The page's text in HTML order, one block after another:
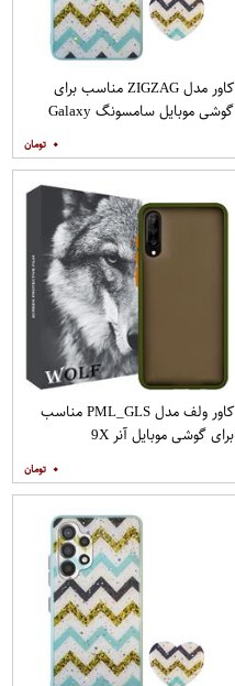
کاور مدل ZIGZAG مناسب برای
گوشی موبایل سامسونگ Galaxy
۰
کاور ولف مدل PML_GLS مناسب
برای گوشی موبایل آنر 9X
۰